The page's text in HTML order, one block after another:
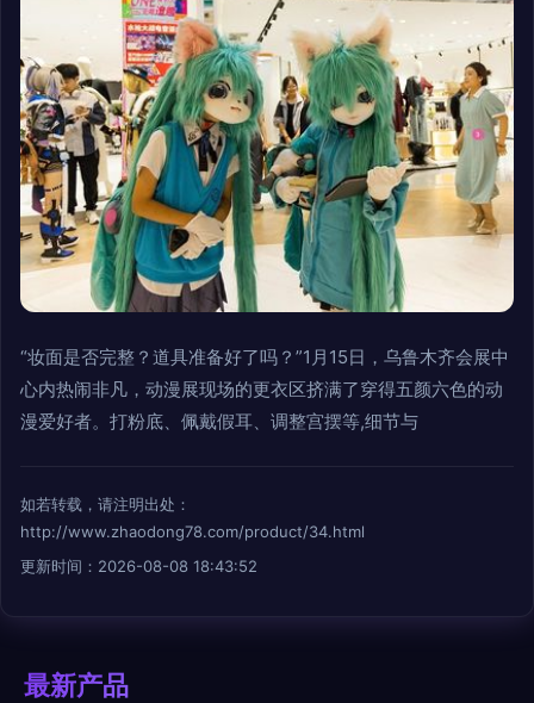
“妆面是否完整？道具准备好了吗？”1月15日，乌鲁木齐会展中
心内热闹非凡，动漫展现场的更衣区挤满了穿得五颜六色的动
漫爱好者。打粉底、佩戴假耳、调整宫摆等,细节与
如若转载，请注明出处：
http://www.zhaodong78.com/product/34.html
更新时间：2026-08-08 18:43:52
最新产品